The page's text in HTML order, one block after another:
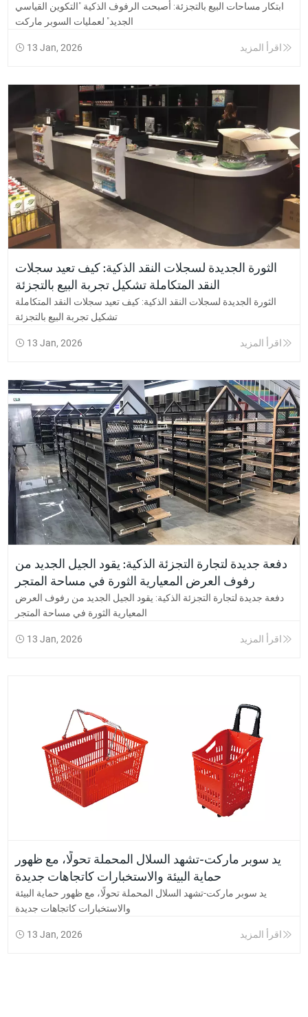
ابتكار مساحات البيع بالتجزئة: أصبحت الرفوف الذكية "التكوين القياسي
الجديد" لعمليات السوبر ماركت
13 Jan, 2026 اقرأ المزيد
الثورة الجديدة لسجلات النقد الذكية: كيف تعيد سجلات
النقد المتكاملة تشكيل تجربة البيع بالتجزئة
الثورة الجديدة لسجلات النقد الذكية: كيف تعيد سجلات النقد المتكاملة
تشكيل تجربة البيع بالتجزئة
13 Jan, 2026 اقرأ المزيد
دفعة جديدة لتجارة التجزئة الذكية: يقود الجيل الجديد من
رفوف العرض المعيارية الثورة في مساحة المتجر
دفعة جديدة لتجارة التجزئة الذكية: يقود الجيل الجديد من رفوف العرض
المعيارية الثورة في مساحة المتجر
13 Jan, 2026 اقرأ المزيد
يد سوبر ماركت-تشهد السلال المحملة تحولًا، مع ظهور
حماية البيئة والاستخبارات كاتجاهات جديدة
يد سوبر ماركت-تشهد السلال المحملة تحولًا، مع ظهور حماية البيئة
والاستخبارات كاتجاهات جديدة
13 Jan, 2026 اقرأ المزيد